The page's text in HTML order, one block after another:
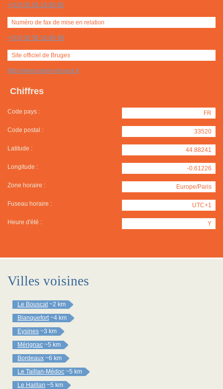
+(33) 05 56 16 80 80
Numéro de fax de mise en relation
+(33) 05 56 16 80 99
Site officiel de Bruges
http://www.mairie-bruges.fr
Chiffres
Code pays : FR
Code postal : 33520
Latitude : 44.88241
Longitude : -0.61226
Zone horaire : Europe/Paris
Fuseau horaire : UTC+1
Heure d'été : Y
Villes voisines
Le Bouscat ~2 km
Blanquefort ~4 km
Eysines ~3 km
Mérignac ~5 km
Bordeaux ~6 km
Le Taillan-Médoc ~5 km
Le Haillan ~5 km